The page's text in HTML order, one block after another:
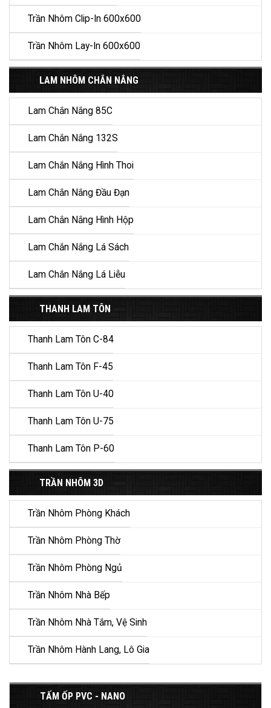
Trần Nhôm Clip-In 600x600
Trần Nhôm Lay-In 600x600
LAM NHÔM CHẮN NẮNG
Lam Chắn Nắng 85C
Lam Chắn Nắng 132S
Lam Chắn Nắng Hình Thoi
Lam Chắn Nắng Đầu Đạn
Lam Chắn Nắng Hình Hộp
Lam Chắn Nắng Lá Sách
Lam Chắn Nắng Lá Liễu
THANH LAM TÔN
Thanh Lam Tôn C-84
Thanh Lam Tôn F-45
Thanh Lam Tôn U-40
Thanh Lam Tôn U-75
Thanh Lam Tôn P-60
TRẦN NHÔM 3D
Trần Nhôm Phòng Khách
Trần Nhôm Phòng Thờ
Trần Nhôm Phòng Ngủ
Trần Nhôm Nhà Bếp
Trần Nhôm Nhà Tắm, Vệ Sinh
Trần Nhôm Hành Lang, Lô Gia
TẤM ỐP PVC - NANO